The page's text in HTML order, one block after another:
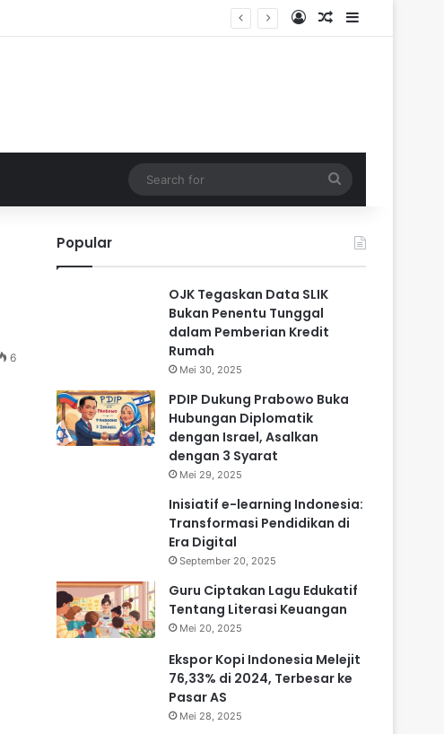
Log InRandom Article
Sidebar
for
6
Popular
OJK Tegaskan Data SLIK
Bukan Penentu Tunggal
dalam Pemberian Kredit
Rumah
Mei 30, 2025
PDIP Dukung Prabowo Buka
Hubungan Diplomatik
dengan Israel, Asalkan
dengan 3 Syarat
Mei 29, 2025
Inisiatif e-learning Indonesia:
Transformasi Pendidikan di
Era Digital
September 20, 2025
Guru Ciptakan Lagu Edukatif
Tentang Literasi Keuangan
Mei 20, 2025
Ekspor Kopi Indonesia Melejit
76,33% di 2024, Terbesar ke
Pasar AS
Mei 28, 2025